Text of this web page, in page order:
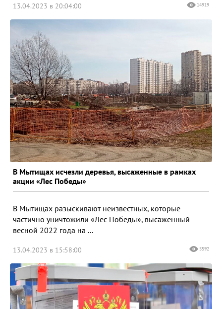
13.04.2023 в 20:04:00 14919
В Мытищах исчезли деревья, высаженные в рамках
акции «Лес Победы»
В Мытищах разыскивают неизвестных, которые
частично уничтожили «Лес Победы», высаженный
весной 2022 года на ...
13.04.2023 в 15:58:00 5592